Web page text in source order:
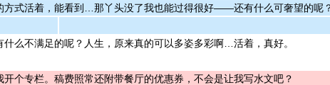
方式活着，能看到…那丫头没了我也能过得很好——还有什么可奢望的呢
么不满足的呢？人生，原来真的可以多姿多彩啊…活着，真好。
个专栏。稿费照常还附带餐厅的优惠券，不会是让我写水文吧？